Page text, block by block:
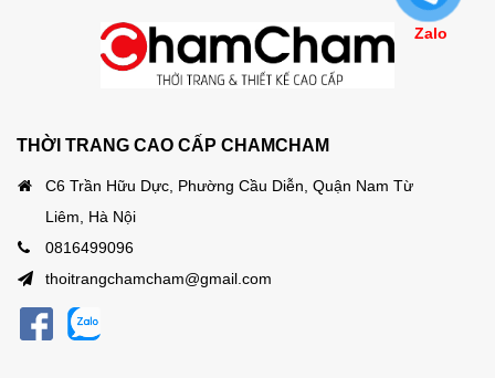
THỜI TRANG CAO CẤP CHAMCHAM
C6 Trần Hữu Dực, Phường Cầu Diễn, Quận Nam Từ
Liêm, Hà Nội
0816499096
thoitrangchamcham@gmail.com
Zalo